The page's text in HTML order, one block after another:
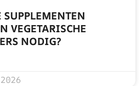
SUPPLEMENTEN
VEGETARISCHE
NODIG?